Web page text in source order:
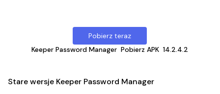
Pobierz teraz
Keeper Password Manager Pobierz APK 14.2.4.2
Stare wersje Keeper Password Manager